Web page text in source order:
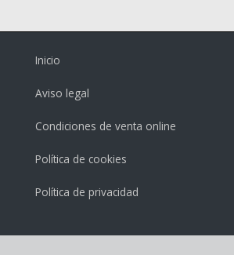
Inicio
Aviso legal
Condiciones de venta online
Política de cookies
Política de privacidad